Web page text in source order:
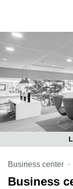
Tilburg
Amsterdam
Westpoort
Business
Business
center
Den
Haag
Coworking
space
Breda
Coworking
in Arnhem
Business center
Business